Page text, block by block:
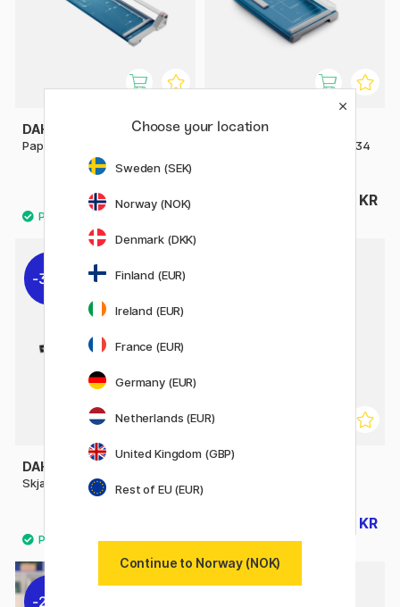
DAHLE
Papirkutter 508 46 cm
799 KR
999 KR
DAHLE
Papirkutter 533 Guillotine 34
2125 KR
30%
DAHLE
Skjærelinjal 45 cm
98 KR
20%
Choose your location
Sweden (SEK)
Norway (NOK)
Denmark (DKK)
Finland (EUR)
Ireland (EUR)
France (EUR)
Germany (EUR)
Netherlands (EUR)
United Kingdom (GBP)
Rest of EU (EUR)
Continue to Norway (NOK)